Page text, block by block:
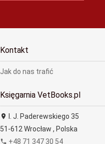
Kontakt
Jak do nas trafić
Księgarnia VetBooks.pl
I. J. Paderewskiego 35
51-612 Wrocław , Polska
+48 71 347 30 54